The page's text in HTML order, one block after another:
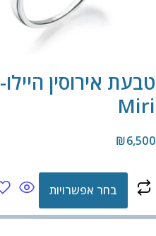
טבעת אירוסין היילו-
Miri
₪6,500
בחר אפשרויות